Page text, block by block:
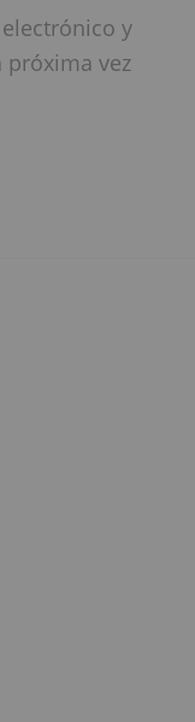
y
próxima vez